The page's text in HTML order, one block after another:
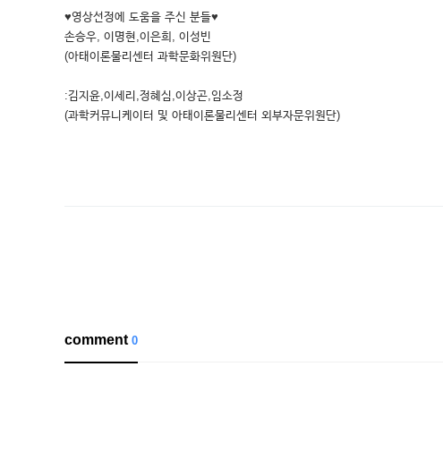
♥영상선정에 도움을 주신 분들♥
손승우, 이명현,이은희, 이성빈
(아태이론물리센터 과학문화위원단)
:김지윤,이세리,정혜심,이상곤,임소정
(과학커뮤니케이터 및 아태이론물리센터 외부자문위원단)
comment0